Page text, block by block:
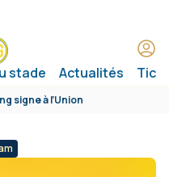
stade Actualités
signe à l’Union